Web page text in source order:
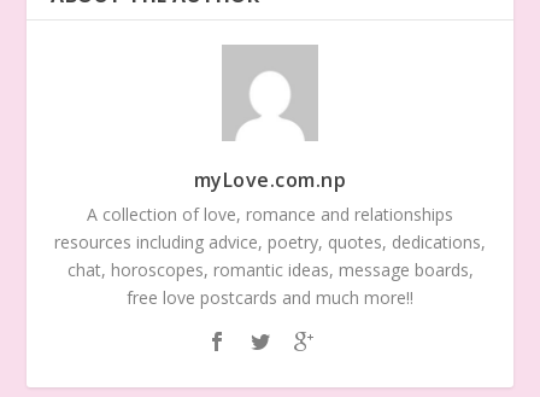
myLove.com.np
A collection of love, romance and relationships
resources including advice, poetry, quotes, dedications,
chat, horoscopes, romantic ideas, message boards,
free love postcards and much more!!